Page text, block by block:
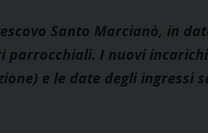
Santo Marcianò, in
parrocchiali. I nuovi
e le date degli ingressi